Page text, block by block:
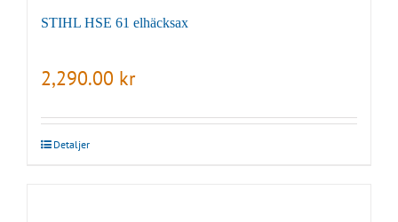
STIHL HSE 61 elhäcksax
2,290.00 kr
Detaljer